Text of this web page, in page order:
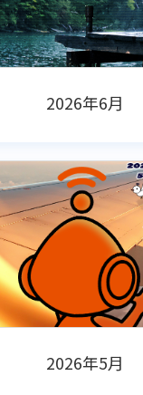
2026年6月
2026年5月